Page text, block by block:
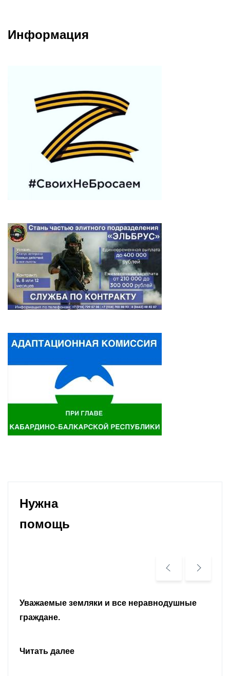
Информация
Нужна
помощь
Уважаемые земляки и все неравнодушные
граждане.
Читать далее